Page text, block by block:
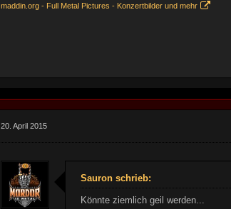
maddin.org - Full Metal Pictures - Konzertbilder und mehr
20. April 2015
Sauron schrieb:
Könnte ziemlich geil werden...